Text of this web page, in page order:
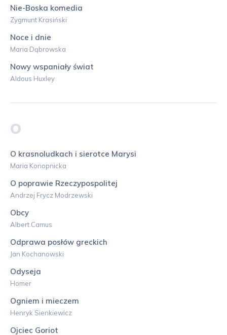
Nie-Boska komedia
Zygmunt Krasiński
Noce i dnie
Maria Dąbrowska
Nowy wspaniały świat
Aldous Huxley
O
O krasnoludkach i sierotce Marysi
Maria Konopnicka
O poprawie Rzeczypospolitej
Andrzej Frycz Modrzewski
Obcy
Albert Camus
Odprawa posłów greckich
Jan Kochanowski
Odyseja
Homer
Ogniem i mieczem
Henryk Sienkiewicz
Ojciec Goriot